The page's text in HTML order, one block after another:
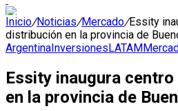
Inicio/Noticias/Mercado/Essity
distribución en la provincia de
ArgentinaInversionesLATAM
Essity inaugura
en la provincia de